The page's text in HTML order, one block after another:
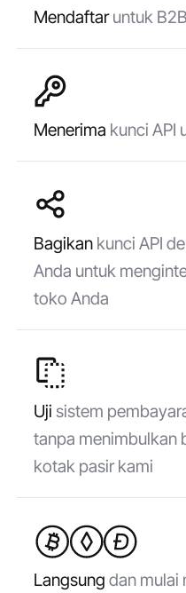
Mendaftaruntuk
Menerima kunci API
Bagikan kunci API
Anda untuk
toko Anda
Ujisistem
tanpa menimbulkan
kotak pasir kami
Langsungdan mulai